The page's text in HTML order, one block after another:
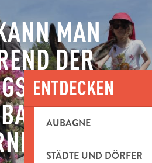
ENTDECKEN
AUBAGNE
STÄDTE UND DÖRFER
MAN
DER
IN